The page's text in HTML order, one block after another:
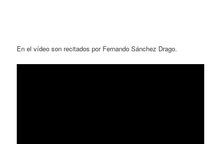
En el vídeo son recitados por Fernando Sánchez Drago.